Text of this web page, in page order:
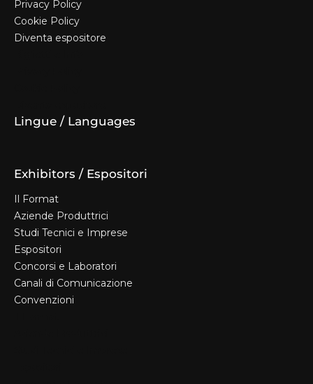
Privacy Policy
Cookie Policy
Diventa espositore
Lingue / Languages
Exhibitors / Espositori
Il Format
Aziende Produttrici
Studi Tecnici e Imprese
Espositori
Concorsi e Laboratori
Canali di Comunicazione
Convenzioni